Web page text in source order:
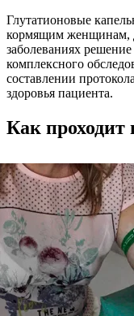
Глутатионовые
кормящим женщинам,
заболеваниях
комплексного
составлении
здоровья пациента.
Как проходит